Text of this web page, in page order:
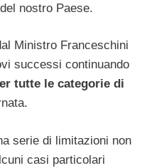
nostro Paese.
Ministro Franceschini
successi continuando
tutte le categorie di
serie di limitazioni non
casi particolari